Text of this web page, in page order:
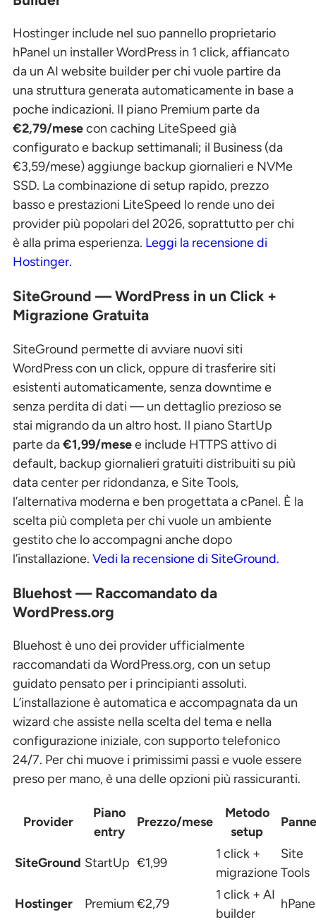
Hostinger include nel suo pannello proprietario
hPanel un installer WordPress in 1 click, affiancato
da un AI website builder per chi vuole partire da
una struttura generata automaticamente in base a
poche indicazioni. Il piano Premium parte da
€2,79/mesecon caching LiteSpeed già
configurato e backup settimanali; il Business (da
€3,59/mese) aggiunge backup giornalieri e NVMe
SSD. La combinazione di setup rapido, prezzo
basso e prestazioni LiteSpeed lo rende uno dei
provider più popolari del 2026, soprattutto per chi
è alla prima esperienza. Leggi la recensione di
Hostinger.
SiteGround — WordPress in un Click +
Migrazione Gratuita
SiteGround permette di avviare nuovi siti
WordPress con un click, oppure di trasferire siti
esistenti automaticamente, senza downtime e
senza perdita di dati — un dettaglio prezioso se
stai migrando da un altro host. Il piano StartUp
parte da€1,99/mesee include HTTPS attivo di
default, backup giornalieri gratuiti distribuiti su più
data center per ridondanza, e Site Tools,
l’alternativa moderna e ben progettata a cPanel. È la
scelta più completa per chi vuole un ambiente
gestito che lo accompagni anche dopo
l’installazione. Vedi la recensione di SiteGround.
Bluehost — Raccomandato da
WordPress.org
Bluehost è uno dei provider ufficialmente
raccomandati da WordPress.org, con un setup
guidato pensato per i principianti assoluti.
L’installazione è automatica e accompagnata da un
wizard che assiste nella scelta del tema e nella
configurazione iniziale, con supporto telefonico
24/7. Per chi muove i primissimi passi e vuole essere
preso per mano, è una delle opzioni più rassicuranti.
Provider
Piano
entry
Prezzo/mese
Metodo
setup
SiteGround StartUp €1,99
1 click +
migrazione
Site
Tools
Hostinger
Premium€2,79
1 click + AI
builder